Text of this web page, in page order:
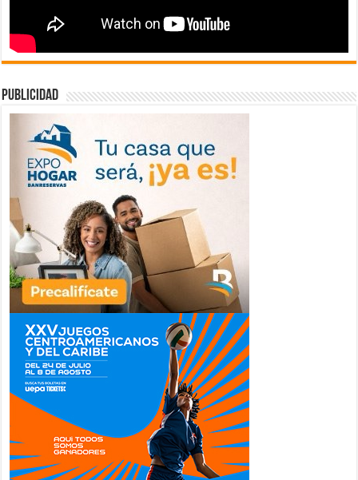
publicidad